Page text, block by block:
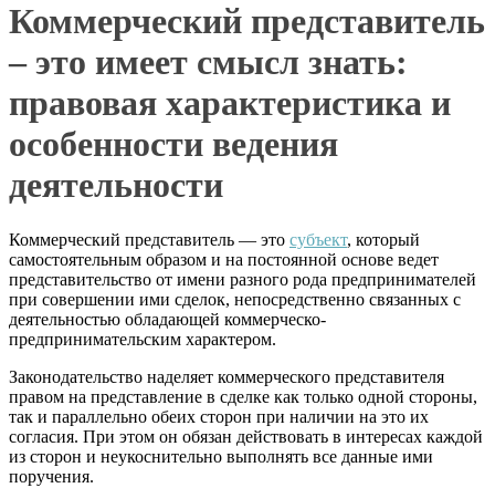
Коммерческий представитель
– это имеет смысл знать:
правовая характеристика и
особенности ведения
деятельности
Коммерческий представитель — это субъект, который
самостоятельным образом и на постоянной основе ведет
представительство от имени разного рода предпринимателей
при совершении ими сделок, непосредственно связанных с
деятельностью обладающей коммерческо-
предпринимательским характером.
Законодательство наделяет коммерческого представителя
правом на представление в сделке как только одной стороны,
так и параллельно обеих сторон при наличии на это их
согласия. При этом он обязан действовать в интересах каждой
из сторон и неукоснительно выполнять все данные ими
поручения.